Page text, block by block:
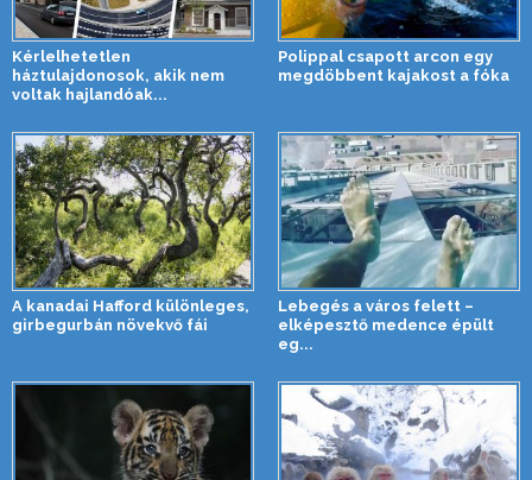
Kérlelhetetlen
háztulajdonosok, akik nem
voltak hajlandóak...
Polippal csapott arcon egy
megdöbbent kajakost a fóka
A kanadai Hafford különleges,
girbegurbán növekvő fái
Lebegés a város felett –
elképesztő medence épült
eg...